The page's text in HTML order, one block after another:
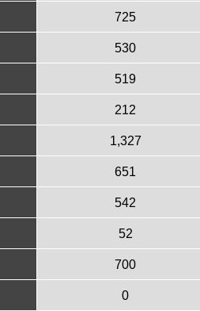
725
530
519
212
1,327
651
542
52
700
0